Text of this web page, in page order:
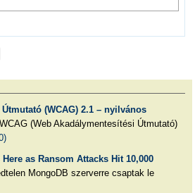
(WCAG) 2.1 – nyilvános
(Web Akadálymentesítési Útmutató)
as Ransom Attacks Hit 10,000
MongoDB szerverre csaptak le